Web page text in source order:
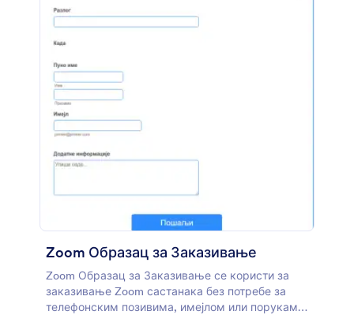
Zoom Образац за Заказивање
Zoom Образац за Заказивање се користи за
заказивање Zoom састанака без потребе за
телефонским позивима, имејлом или порукама